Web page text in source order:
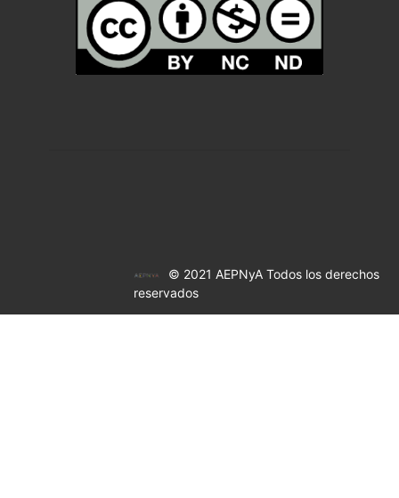
© 2021 AEPNyA Todos los derechos
reservados